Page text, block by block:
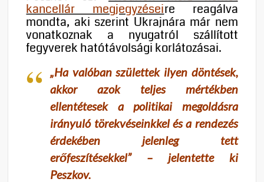
kancellár megjegyzéseire reagálva
mondta, aki szerint Ukrajnára már nem
vonatkoznak a nyugatról szállított
fegyverek hatótávolsági korlátozásai.
„Ha valóban születtek ilyen döntések,
akkor azok teljes mértékben
ellentétesek a politikai megoldásra
irányuló törekvéseinkkel és a rendezés
érdekében jelenleg tett
erőfeszítésekkel” – jelentette ki
Peszkov.